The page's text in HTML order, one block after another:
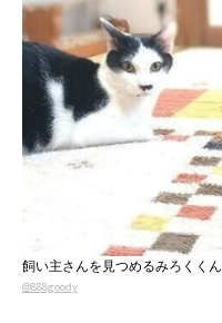
飼い主さんを見つめるみろくく
@888goody